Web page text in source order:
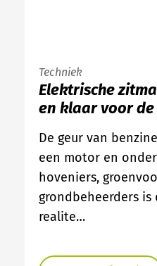
Techniek
Elektrische
en klaar voor
De geur van
een motor en
hoveniers,
grondbeheerders
realite…